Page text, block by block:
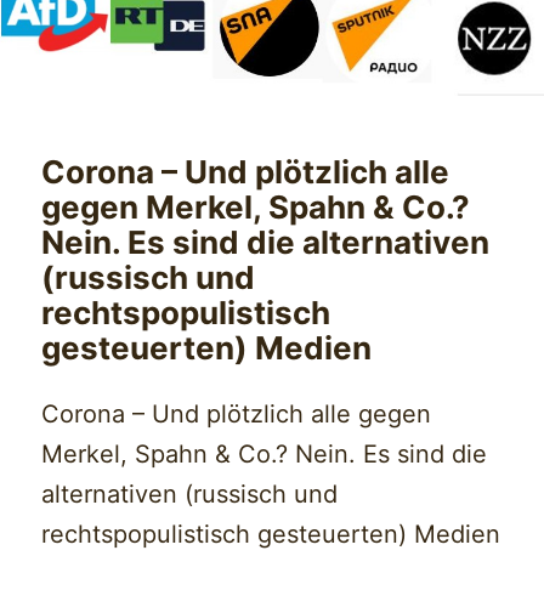
Corona – Und plötzlich alle
gegen Merkel, Spahn & Co.?
Nein. Es sind die alternativen
(russisch und
rechtspopulistisch
gesteuerten) Medien
Corona – Und plötzlich alle gegen
Merkel, Spahn & Co.? Nein. Es sind die
alternativen (russisch und
rechtspopulistisch gesteuerten) Medien